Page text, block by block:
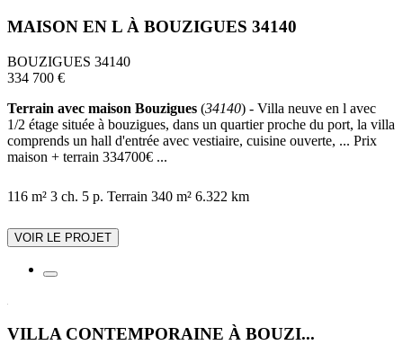
MAISON EN L À BOUZIGUES 34140
BOUZIGUES 34140
334 700 €
Terrain avec maison Bouzigues (34140) - Villa neuve en l avec
1/2 étage située à bouzigues, dans un quartier proche du port, la villa
comprends un hall d'entrée avec vestiaire, cuisine ouverte, ... Prix
maison + terrain 334700€ ...
116 m² 3 ch. 5 p. Terrain 340 m² 6.322 km
VOIR LE PROJET
VILLA CONTEMPORAINE À BOUZI...